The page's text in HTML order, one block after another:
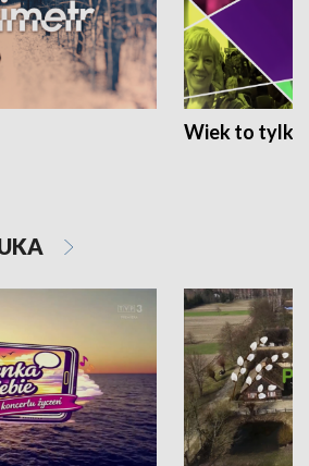
Wiek to tylko